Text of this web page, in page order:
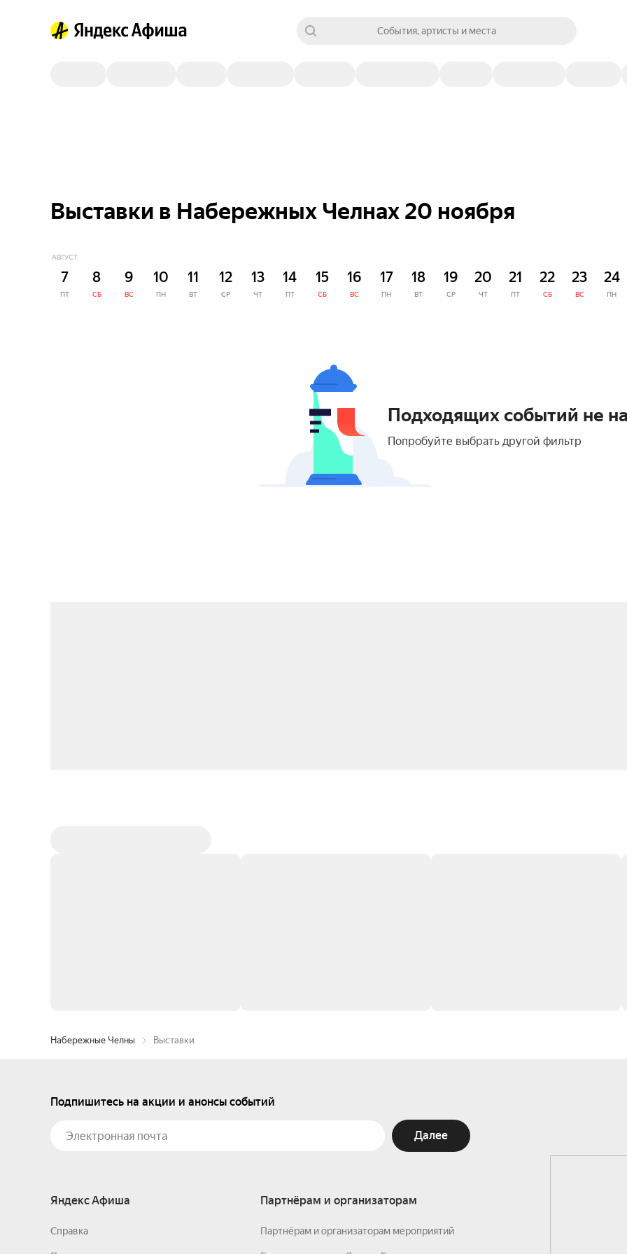
События, артисты и места
Выставки в Набережных Челнах 20 ноября
АВГУСТ
7
ПТ
8
СБ
9
ВС
10
ПН
11
ВТ
12
СР
13
ЧТ
14
ПТ
15
СБ
16
ВС
17
ПН
18
ВТ
19
СР
20
ЧТ
21
ПТ
22
СБ
23
ВС
24
ПН
Подходящих событий не
Попробуйте выбрать другой фильтр
Набережные Челны Выставки
Подпишитесь на акции и анонсы событий
Далее
Яндекс Афиша
Справка
Партнёрам и организаторам
Партнёрам и организаторам мероприятий